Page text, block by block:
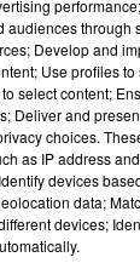
partisans,
à l'égal
et sincère
qui l’a
unir
des 24
mancelle, le
du site
audiences through
Develop and
Use profiles
select content;
Deliver and
choices.
as IP address
devices
data;
devices;